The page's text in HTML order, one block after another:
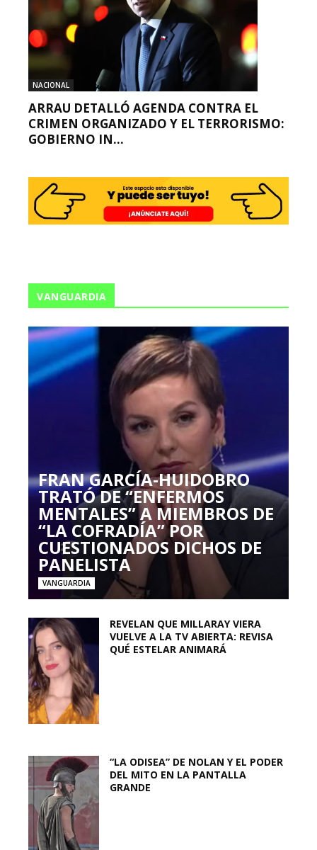
NACIONAL
ARRAU DETALLÓ AGENDA CONTRA EL
CRIMEN ORGANIZADO Y EL TERRORISMO:
GOBIERNO IN...
VANGUARDIA
FRAN GARCÍA-HUIDOBRO
TRATÓ DE “ENFERMOS
MENTALES” A MIEMBROS DE
“LA COFRADÍA” POR
CUESTIONADOS DICHOS DE
PANELISTA
VANGUARDIA
REVELAN QUE MILLARAY VIERA
VUELVE A LA TV ABIERTA: REVISA
QUÉ ESTELAR ANIMARÁ
“LA ODISEA” DE NOLAN Y EL PODER
DEL MITO EN LA PANTALLA
GRANDE